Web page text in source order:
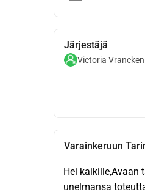
Järjestäjä
Victoria Vrancken
Varainkeruun
Hei kaikille,Avaan
unelmansa